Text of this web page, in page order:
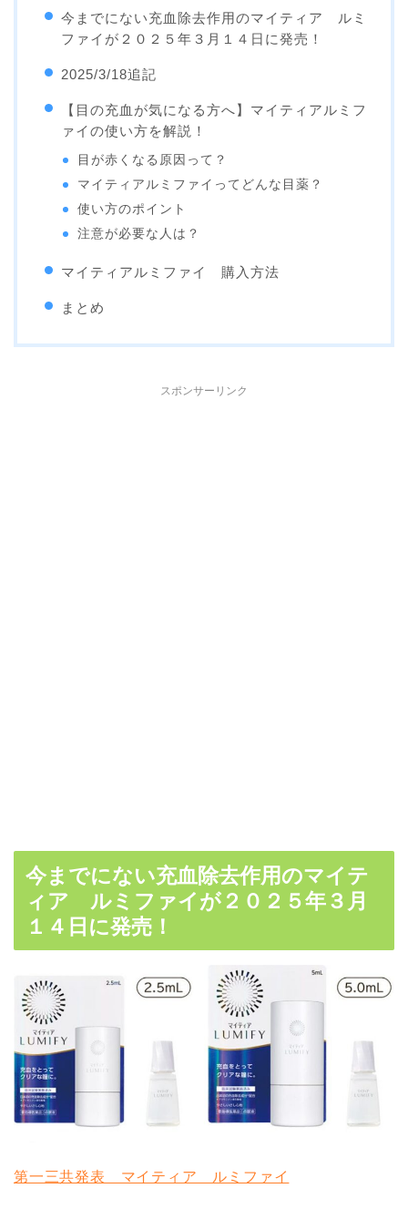
今までにない充血除去作用のマイティア ルミ
ファイが２０２５年３月１４日に発売！
2025/3/18追記
【目の充血が気になる方へ】マイティアルミフ
ァイの使い方を解説！
目が赤くなる原因って？
マイティアルミファイってどんな目薬？
使い方のポイント
注意が必要な人は？
マイティアルミファイ 購入方法
まとめ
スポンサーリンク
今までにない充血除去作用のマイテ
ィア ルミファイが２０２５年３月
１４日に発売！
第一三共発表 マイティア ルミファイ